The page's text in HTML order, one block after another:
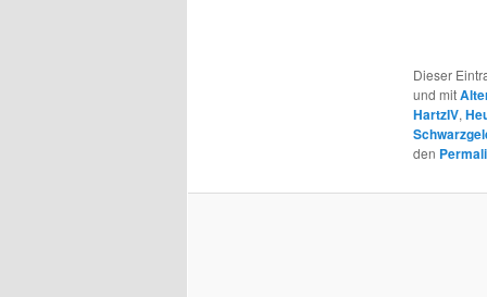
Dieser
und mit
HartzIV,
den